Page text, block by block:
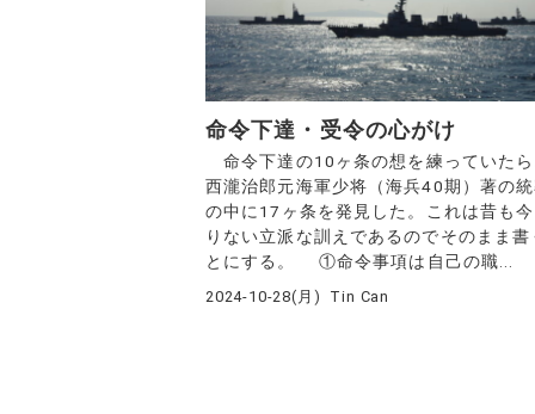
命令下達・受令の心がけ
命令下達の10ヶ条の想を練っていたら
西瀧治郎元海軍少将（海兵40期）著の
の中に17ヶ条を発見した。これは昔も
りない立派な訓えであるのでそのまま書
とにする。 ①命令事項は自己の職...
2024-10-28(月) Tin Can